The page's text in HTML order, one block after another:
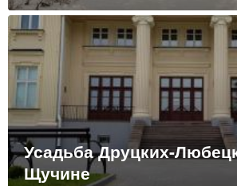
Усадьба Друцких-
Щучине